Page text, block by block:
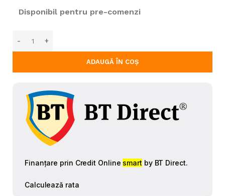
Disponibil pentru pre-comenzi
ADAUGĂ ÎN COȘ